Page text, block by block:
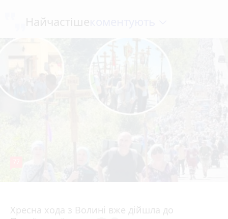
Найчастіше
Хресна хода з Волині вже дійшла до